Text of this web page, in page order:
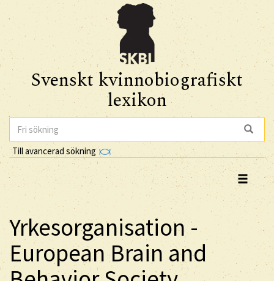
Svenskt kvinnobiografiskt
lexikon
Till avancerad sökning
Yrkesorganisation -
European Brain and